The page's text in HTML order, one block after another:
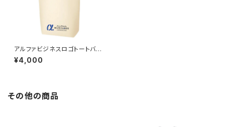
アルファビジネスロゴトートバッ
グ／工藤 裕志
¥4,000
その他の商品